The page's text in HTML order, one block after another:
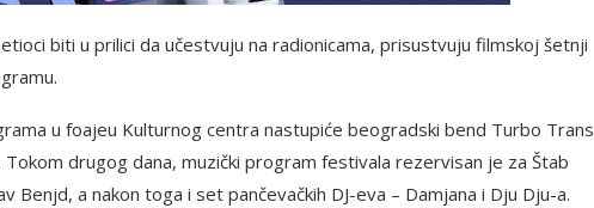
biti u prilici da učestvuju na radionicama, prisustvuju filmskoj šetnji
u foajeu Kulturnog centra nastupiće beogradski bend Turbo Trans
Tokom drugog dana, muzički program festivala rezervisan je za Štab
a nakon toga i set pančevačkih DJ-eva – Damjana i Dju Dju-a.